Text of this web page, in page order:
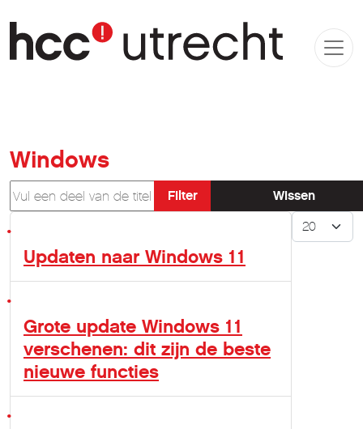
Windows
Vul een deel van de titel in Filter
Wissen
Toon #
Updaten naar Windows 11
Grote update Windows 11
verschenen: dit zijn de beste
nieuwe functies